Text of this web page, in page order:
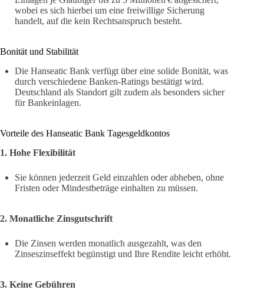
wobei es sich hierbei um eine freiwillige Sicherung
handelt, auf die kein Rechtsanspruch besteht.
Bonität und Stabilität
Die Hanseatic Bank verfügt über eine solide Bonität, was
durch verschiedene Banken-Ratings bestätigt wird.
Deutschland als Standort gilt zudem als besonders sicher
für Bankeinlagen.
Vorteile des Hanseatic Bank Tagesgeldkontos
1. Hohe Flexibilität
Sie können jederzeit Geld einzahlen oder abheben, ohne
Fristen oder Mindestbeträge einhalten zu müssen.
2. Monatliche Zinsgutschrift
Die Zinsen werden monatlich ausgezahlt, was den
Zinseszinseffekt begünstigt und Ihre Rendite leicht erhöht.
3. Keine Gebühren